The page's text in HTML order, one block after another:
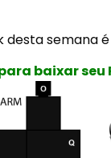
desta semana
baixar seu